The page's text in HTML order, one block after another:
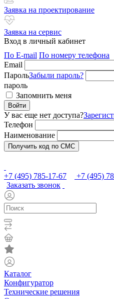
Заявка на проектирование
Заявка на сервис
Вход в личный кабинет
По E-mail По номеру телефона
Email
ПарольЗабыли пароль?
пароль
Запомнить меня
Войти
У вас еще нет доступа?
Телефон
Наименование
Получить код по СМС
+7 (495) 785-17-67
+7 (495)
Заказать звонок
Каталог
Конфигуратор
Технические решения